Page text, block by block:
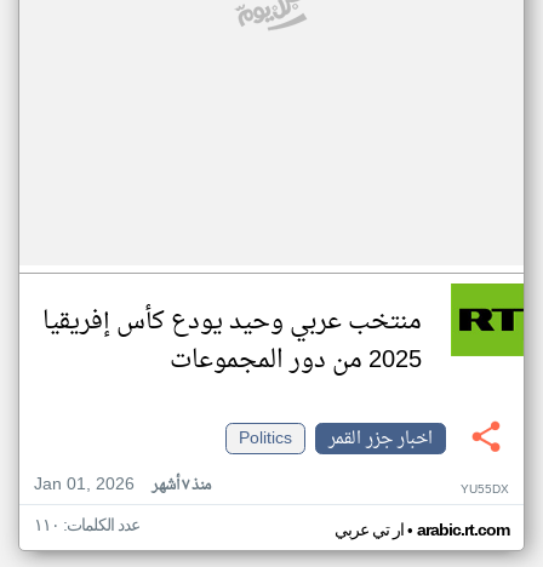
منتخب عربي وحيد يودع كأس إفريقيا
2025 من دور المجموعات
اخبار جزر القمر
Politics
Jan 01, 2026
منذ ٧ أشهر YU55DX
ار تي عربي• arabic.rt.com عدد الكلمات: ١١٠